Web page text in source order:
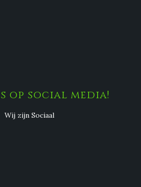
op social media!
Wij zijn Sociaal